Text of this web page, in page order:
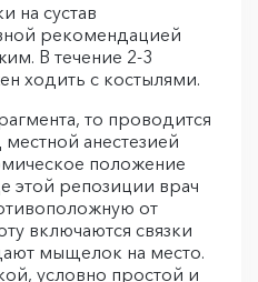
на сустав
рекомендацией
В течение 2-3
ходить с костылями.
то проводится
анестезией
положение
этой репозиции врач
от
включаются связки
мыщелок на место.
условно простой и